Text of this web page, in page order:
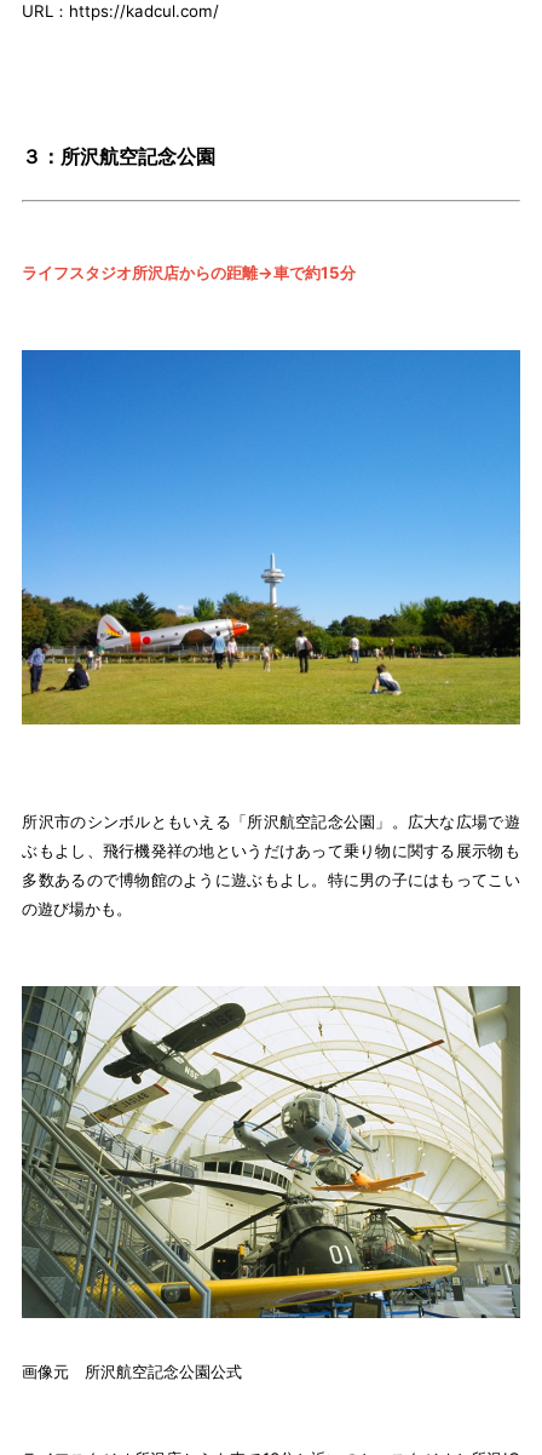
URL：https://kadcul.com/
３：所沢航空記念公園
ライフスタジオ所沢店からの距離→車で約15分
所沢市のシンボルともいえる「所沢航空記念公園」。広大な広場で遊
ぶもよし、飛行機発祥の地というだけあって乗り物に関する展示物も
多数あるので博物館のように遊ぶもよし。特に男の子にはもってこい
の遊び場かも。
画像元 所沢航空記念公園公式